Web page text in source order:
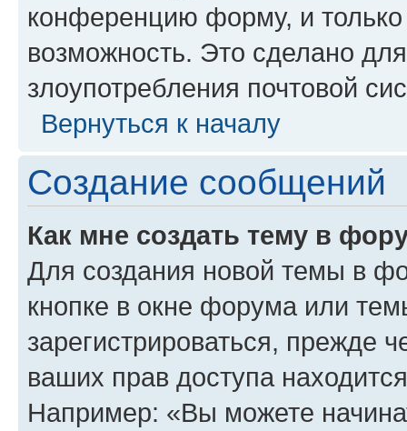
конференцию форму, и
возможность. Это сделано
злоупотребления почтовой
Вернуться к началу
Создание сообщений
Как мне создать тему в
Для создания новой темы в
кнопке в окне форума или
зарегистрироваться, прежде
ваших прав доступа
Например: «Вы можете